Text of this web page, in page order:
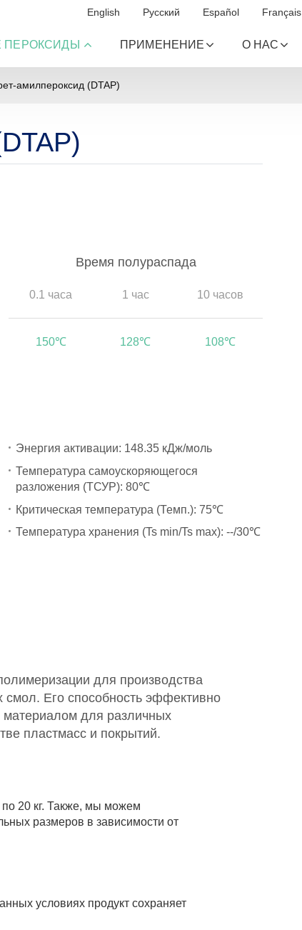
English Русский Español Français
ПЕРОКСИДЫ ПРИМЕНЕНИЕ О НАС
амилпероксид (DTAP)
Время полураспада
0.1 часа
150℃
1 час
128℃
10 часов
108℃
Энергия активации: 148.35 кДж/моль
Температура самоускоряющегося
разложения (ТСУР): 80℃
Критическая температура (Темп.): 75℃
Температура хранения (Ts min/Ts max): --/30℃
для производства
Его способность эффективно
для различных
пластмасс и покрытий.
20 кг. Также, мы можем
размеров в зависимости от
условиях продукт сохраняет